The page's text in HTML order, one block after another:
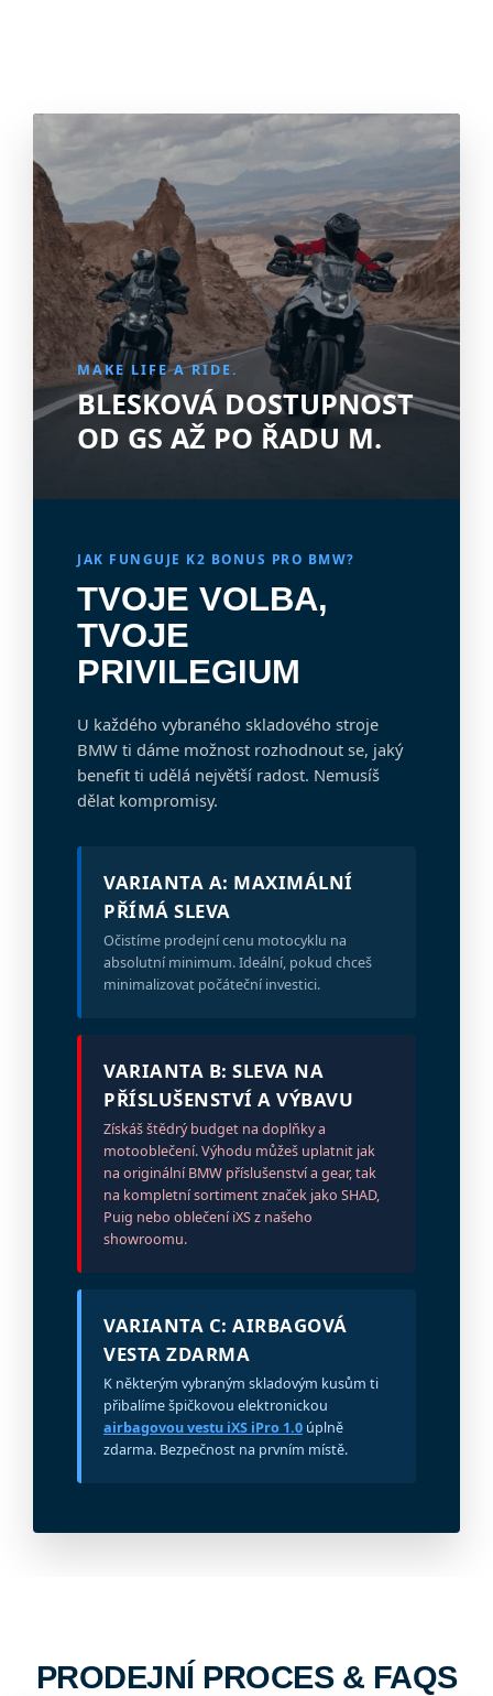
MAKE LIFE A RIDE.
BLESKOVÁ DOSTUPNOST
OD GS AŽ PO ŘADU M.
JAK FUNGUJE K2 BONUS PRO BMW?
TVOJE VOLBA,
TVOJE
PRIVILEGIUM
U každého vybraného skladového stroje
BMW ti dáme možnost rozhodnout se, jaký
benefit ti udělá největší radost. Nemusíš
dělat kompromisy.
VARIANTA A: MAXIMÁLNÍ
PŘÍMÁ SLEVA
Očistíme prodejní cenu motocyklu na
absolutní minimum. Ideální, pokud chceš
minimalizovat počáteční investici.
VARIANTA B: SLEVA NA
PŘÍSLUŠENSTVÍ A VÝBAVU
Získáš štědrý budget na doplňky a
motooblečení. Výhodu můžeš uplatnit jak
na originální BMW příslušenství a gear, tak
na kompletní sortiment značek jako SHAD,
Puig nebo oblečení iXS z našeho
showroomu.
VARIANTA C: AIRBAGOVÁ
VESTA ZDARMA
K některým vybraným skladovým kusům ti
přibalíme špičkovou elektronickou
airbagovou vestu iXS iPro 1.0 úplně
zdarma. Bezpečnost na prvním místě.
PRODEJNÍ PROCES & FAQS